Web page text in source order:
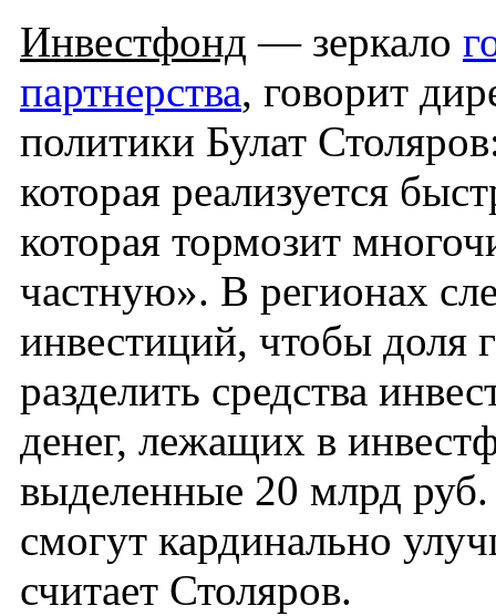
Инвестфонд — зеркало
партнерства, говорит
политики Булат
которая реализуется
которая тормозит
частную». В регионах
инвестиций, чтобы доля
разделить средства
денег, лежащих в
выделенные 20 млрд
смогут кардинально
считает Столяров.